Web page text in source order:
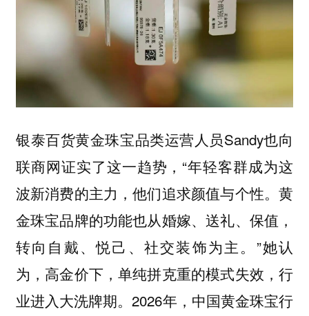
银泰百货黄金珠宝品类运营人员Sandy也向
联商网证实了这一趋势，“年轻客群成为这
波新消费的主力，他们追求颜值与个性。黄
金珠宝品牌的功能也从婚嫁、送礼、保值，
转向自戴、悦己、社交装饰为主。”她认
为，高金价下，单纯拼克重的模式失效，行
业进入大洗牌期。2026年，中国黄金珠宝行